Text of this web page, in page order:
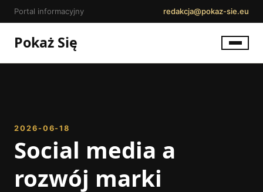
Portal informacyjny redakcja@pokaz-sie.eu
Pokaż Się
2026-06-18
Social media a
rozwój marki